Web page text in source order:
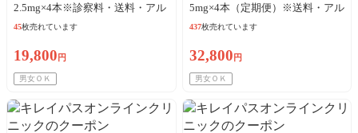
2.5mg×4本※診察料・送料・アル
コール綿込／リピート可
45枚売れています
19,800 円
男女ＯＫ
5mg×4本（定期便）※送料・アル
コール綿・診察料込
437枚売れています
32,800 円
男女ＯＫ